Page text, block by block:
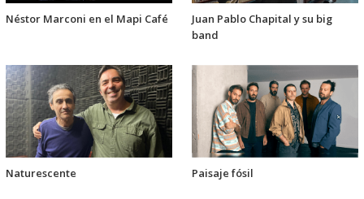
Néstor Marconi en el Mapi Café
Juan Pablo Chapital y su big
band
Naturescente Paisaje fósil